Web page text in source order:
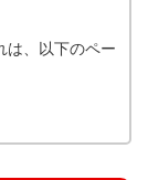
は、以下のペー